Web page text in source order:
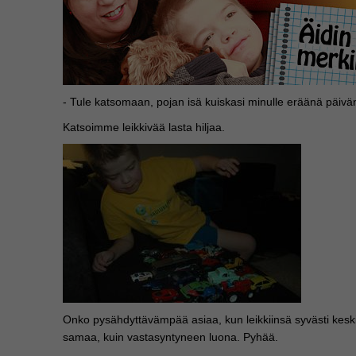
- Tule katsomaan, pojan isä kuiskasi minulle eräänä
Katsoimme leikkivää lasta hiljaa.
Onko pysähdyttävämpää asiaa, kun leikkiinsä syvästi
samaa, kuin vastasyntyneen luona. Pyhää.